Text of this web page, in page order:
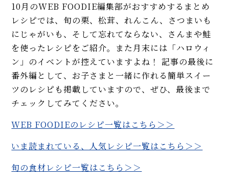
10月のWEB FOODIE編集部がおすすめするまとめ
レシピでは、旬の栗、松茸、れんこん、さつまいも
にじゃがいも、そして忘れてならない、さんまや鮭
を使ったレシピをご紹介。また月末には「ハロウィ
ン」のイベントが控えていますよね！ 記事の最後に
番外編として、お子さまと一緒に作れる簡単スイー
ツのレシピも掲載していますので、ぜひ、最後まで
チェックしてみてください。
WEB FOODIEのレシピ一覧はこちら＞＞
いま読まれている、人気レシピ一覧はこちら＞＞
旬の食材レシピ一覧はこちら＞＞
熱が正解！
【初心者必見】干さない、シソ
不要！ 昔ながらの塩漬け梅干し
の簡単な作り方
モヒートの基本レシピ。すっきり
爽快！